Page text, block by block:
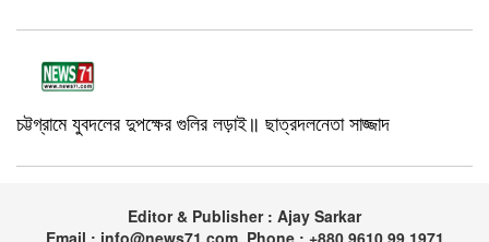
চট্টগ্রামে যুবদলের দুপক্ষের গুলির লড়াই॥ ছাত্রদলনেতা সাজ্জাদ
Editor & Publisher : Ajay Sarkar
Email : info@news71.com, Phone : +880 9610 99 1971